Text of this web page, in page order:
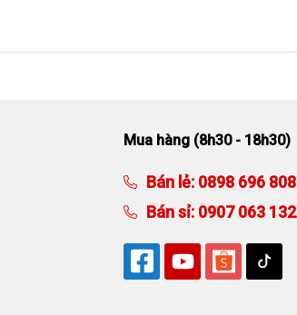
Mua hàng (8h30 - 18h30)
Bán lẻ: 0898 696 808
Bán sỉ: 0907 063 132